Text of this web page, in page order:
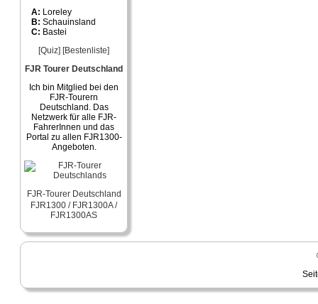
A: Loreley
B: Schauinsland
C: Bastei
[Quiz] [Bestenliste]
FJR Tourer Deutschland
Ich bin Mitglied bei den
FJR-Tourern
Deutschland. Das
Netzwerk für alle FJR-
FahrerInnen und das
Portal zu allen FJR1300-
Angeboten.
FJR-Tourer Deutschland
FJR1300 / FJR1300A /
FJR1300AS